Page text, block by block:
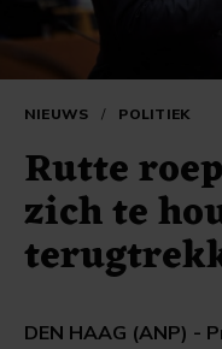
NIEUWS / POLITIEK
Rutte
zich te
DEN HAAG (ANP) -